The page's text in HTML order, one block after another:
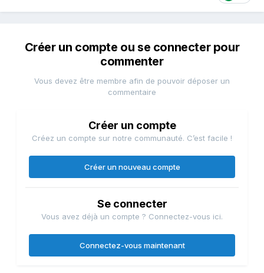
Créer un compte ou se connecter pour
commenter
Vous devez être membre afin de pouvoir déposer un
commentaire
Créer un compte
Créez un compte sur notre communauté. C’est facile !
Créer un nouveau compte
Se connecter
Vous avez déjà un compte ? Connectez-vous ici.
Connectez-vous maintenant